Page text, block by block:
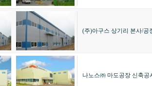
(주)아구스 상기리 본사/공
나노스㈜ 마도공장 신축공